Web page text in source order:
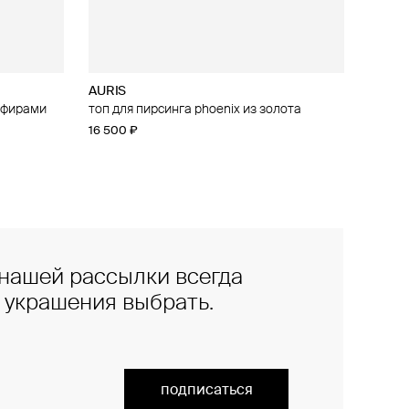
AURIS
топ для пирсинга phoenix из золота
16 500 ₽
из
рассылки всегда
украшения выбрать.
подписаться